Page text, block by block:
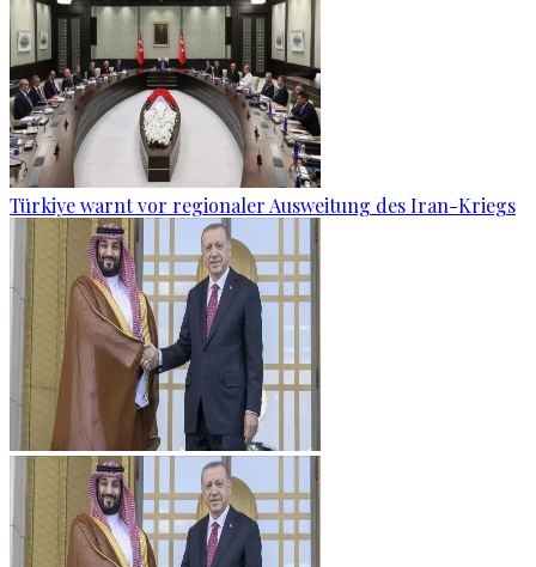
Türkiye warnt vor regionaler Ausweitung des Iran-Kriegs